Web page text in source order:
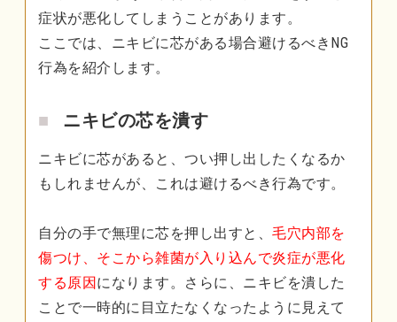
症状が悪化してしまうことがあります。
ここでは、ニキビに芯がある場合避けるべきNG
行為を紹介します。
ニキビの芯を潰す
ニキビに芯があると、つい押し出したくなるか
もしれませんが、これは避けるべき行為です。
自分の手で無理に芯を押し出すと、 毛穴内部を
傷つけ、そこから雑菌が入り込んで炎症が悪化
する原因になります。さらに、ニキビを潰した
ことで一時的に目立たなくなったように見えて